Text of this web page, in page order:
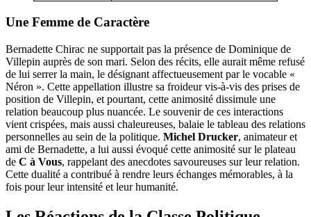
Une Femme de Caractère
Bernadette Chirac ne supportait pas la présence de Dominique de
Villepin auprès de son mari. Selon des récits, elle aurait même refusé
de lui serrer la main, le désignant affectueusement par le vocable «
Néron ». Cette appellation illustre sa froideur vis-à-vis des prises de
position de Villepin, et pourtant, cette animosité dissimule une
relation beaucoup plus nuancée. Le souvenir de ces interactions
vient crispées, mais aussi chaleureuses, balaie le tableau des relations
personnelles au sein de la politique. Michel Drucker, animateur et
ami de Bernadette, a lui aussi évoqué cette animosité sur le plateau
de C à Vous, rappelant des anecdotes savoureuses sur leur relation.
Cette dualité a contribué à rendre leurs échanges mémorables, à la
fois pour leur intensité et leur humanité.